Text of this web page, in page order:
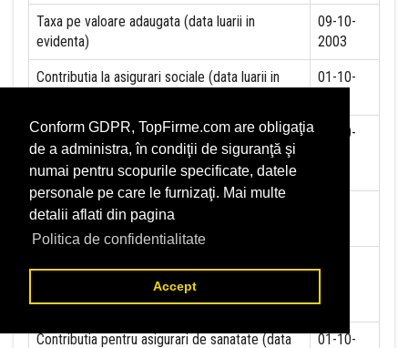
Conform GDPR, TopFirme.com are obligaţia
de a administra, în condiţii de siguranţă şi
numai pentru scopurile specificate, datele
personale pe care le furnizaţi. Mai multe
detalii aflati din pagina
Politica de confidentialitate
Accept
Taxa pe valoare adaugata (data luarii in
evidenta)
09-10-
2003
Contributia la asigurari sociale (data luarii in
01-10-
Contributia de asigurare pentru accidente de
munca si boli profesionale datorate de
angajator (data luarii in evidenta):
01-10-
Contributia de asigurari pentru somaj (data
luarii in evidenta):
garantare pentru plata creantelor sociale (data
luarii in evidenta):
Contributia pentru asigurari de sanatate (data 01-10-